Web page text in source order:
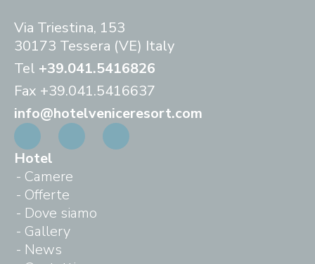
Via Triestina, 153
30173 Tessera (VE) Italy
Tel +39.041.5416826
Fax +39.041.5416637
info@hotelveniceresort.com
Hotel
Camere
Offerte
Dove siamo
Gallery
News